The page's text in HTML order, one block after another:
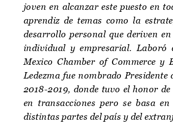
joven en alcanzar este puesto en
aprendiz de temas como la
desarrollo personal que deriven
individual y empresarial. Laboró
Mexico Chamber of Commerce y
Ledezma fue nombrado
2018-2019, donde tuvo el honor
en transacciones pero se basa
distintas partes del país y del